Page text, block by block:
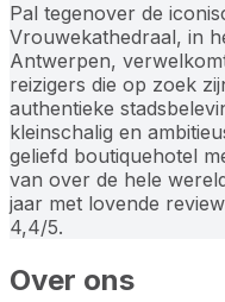
Pal tegenover de
Vrouwekathedraal, in
Antwerpen,
reizigers die op zoek
authentieke
kleinschalig en
geliefd boutiquehotel
van over de hele
jaar met lovende
4,4/5.
Over ons